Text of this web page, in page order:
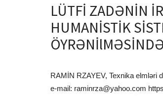
LÜTFİ ZADƏNİN
HUMANİSTİK
RAMİN RZAYEV, Texnika elmləri
e-mail: raminrza@yahoo.com